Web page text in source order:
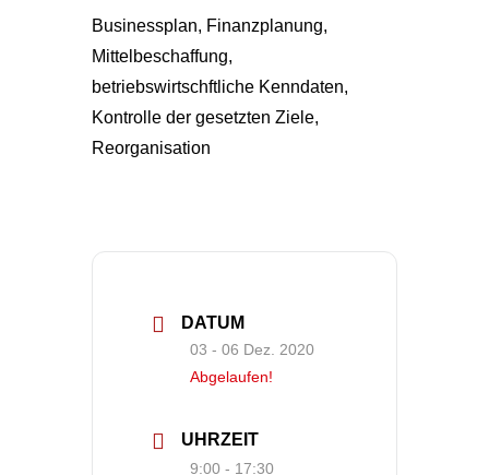
Businessplan, Finanzplanung,
Mittelbeschaffung,
betriebswirtschftliche Kenndaten,
Kontrolle der gesetzten Ziele,
Reorganisation
DATUM
03 - 06 Dez. 2020
Abgelaufen!
UHRZEIT
9:00 - 17:30